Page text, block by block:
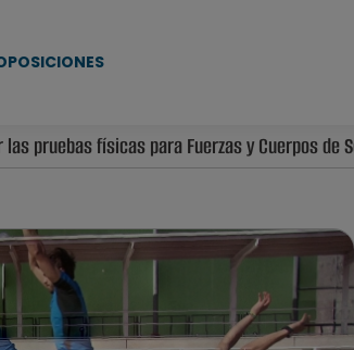
pruebas físicas para Fuerzas y Cuerpos de